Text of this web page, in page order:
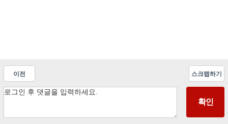
이전 스크랩하기